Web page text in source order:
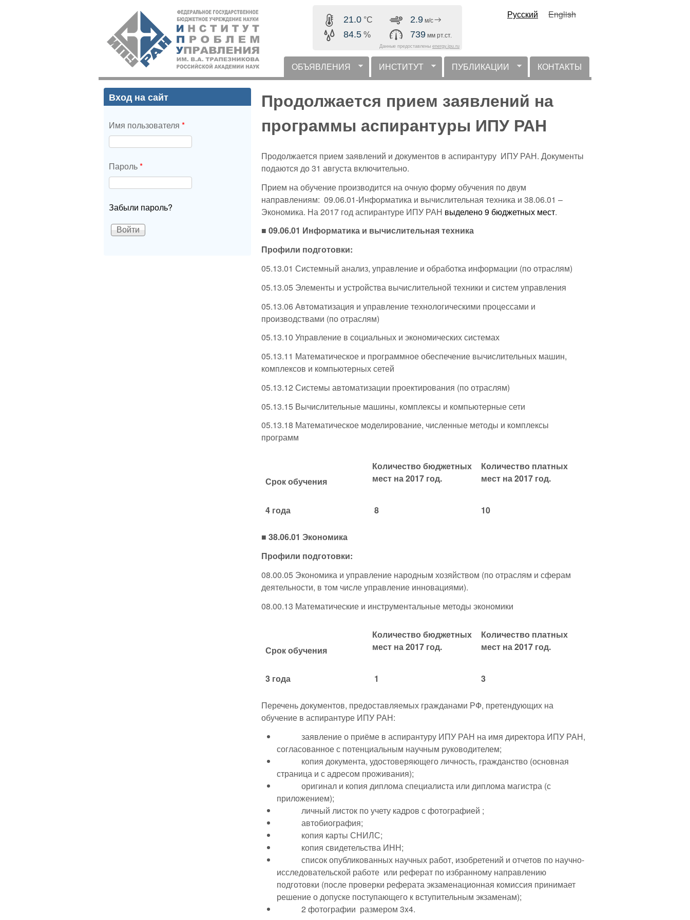
содержанию
ИПУ
РАН
21.0 °C
84.5 %
2.9 м/с
739 мм рт.ст.
Данные предоставлены energy.ipu.ru
Русский English
горизонтальное меню
ОБЪЯВЛЕНИЯ ИНСТИТУТ ПУБЛИКАЦИИ КОНТАКТЫ
Продолжается прием заявлений на
программы аспирантуры ИПУ РАН
Продолжается прием заявлений и документов в аспирантуру ИПУ РАН. Документы
подаются до 31 августа включительно.
Прием на обучение производится на очную форму обучения по двум
направлениям: 09.06.01-Информатика и вычислительная техника и 38.06.01 –
Экономика. На 2017 год аспирантуре ИПУ РАН выделено 9 бюджетных мест.
■ 09.06.01 Информатика и вычислительная техника
Профили подготовки:
05.13.01 Системный анализ, управление и обработка информации (по отраслям)
05.13.05 Элементы и устройства вычислительной техники и систем управления
05.13.06 Автоматизация и управление технологическими процессами и
производствами (по отраслям)
05.13.10 Управление в социальных и экономических системах
05.13.11 Математическое и программное обеспечение вычислительных машин,
комплексов и компьютерных сетей
05.13.12 Системы автоматизации проектирования (по отраслям)
05.13.15 Вычислительные машины, комплексы и компьютерные сети
05.13.18 Математическое моделирование, численные методы и комплексы
программ
Срок обучения
Количество бюджетных
мест на 2017 год.
Количество платных
мест на 2017 год.
4 года 8 10
■ 38.06.01 Экономика
Профили подготовки:
08.00.05 Экономика и управление народным хозяйством (по отраслям и сферам
деятельности, в том числе управление инновациями).
08.00.13 Математические и инструментальные методы экономики
Срок обучения
Количество бюджетных
мест на 2017 год.
Количество платных
мест на 2017 год.
3 года 1 3
Перечень документов, предоставляемых гражданами РФ, претендующих на
обучение в аспирантуре ИПУ РАН:
заявление о приёме в аспирантуру ИПУ РАН на имя директора ИПУ РАН,
согласованное с потенциальным научным руководителем;
копия документа, удостоверяющего личность, гражданство (основная
страница и с адресом проживания);
оригинал и копия диплома специалиста или диплома магистра (с
приложением);
личный листок по учету кадров с фотографией ;
автобиография;
копия карты СНИЛС;
копия свидетельства ИНН;
список опубликованных научных работ, изобретений и отчетов по научно-
исследовательской работе или реферат по избранному направлению
подготовки (после проверки реферата экзаменационная комиссия принимает
решение о допуске поступающего к вступительным экзаменам);
2 фотографии размером 3x4.
Вход на сайт
Имя пользователя *
Пароль*
Забыли пароль?